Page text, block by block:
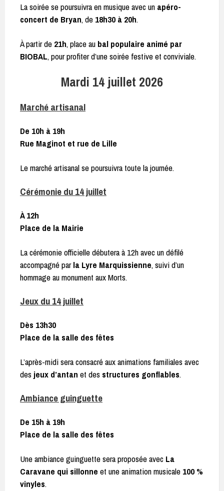
La soirée se poursuivra en musique avec un apéro-
concert de Bryan, de 18h30 à 20h.
À partir de 21h, place au bal populaire animé par
BIOBAL, pour profiter d’une soirée festive et conviviale.
Mardi 14 juillet 2026
Marché artisanal
De 10h à 19h
Rue Maginot et rue de Lille
Le marché artisanal se poursuivra toute la journée.
Cérémonie du 14 juillet
À 12h
Place de la Mairie
La cérémonie officielle débutera à 12h avec un défilé
accompagné parla Lyre Marquissienne, suivi d’un
hommage au monument aux Morts.
Jeux du 14 juillet
Dès 13h30
Place de la salle des fêtes
L’après-midi sera consacré aux animations familiales avec
des jeux d’antan et des structures gonflables.
Ambiance guinguette
De 15h à 19h
Place de la salle des fêtes
Une ambiance guinguette sera proposée avec La
Caravane qui sillonne et une animation musicale 100 %
vinyles.